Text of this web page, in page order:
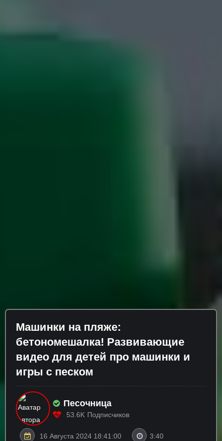
Машинки на пляже:
бетономешалка! Развивающие
видео для детей про машинки и
игры с песком
Песочница
53.6K Подписчиков
16 Августа 2024 18:41:00 3:40